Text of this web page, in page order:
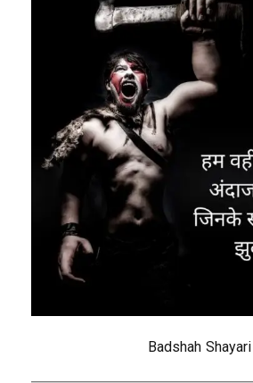
Badshah Shayari